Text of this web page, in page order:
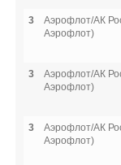
3
Аэрофлот/АК
Аэрофлот)
3
Аэрофлот/АК
Аэрофлот)
3
Аэрофлот/АК
Аэрофлот)